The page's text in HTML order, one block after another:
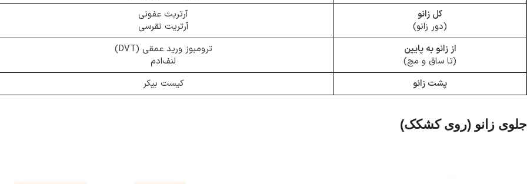
کل زانو
(دور زانو)
آرتریت عفونی
آرتریت نقرسی
از زانو به پایین
(تا ساق و مچ)
ترومبوز ورید عمقی (DVT)
لنف‌ادم
پشت زانو
کیست بیکر
جلوی زانو (روی کشکک)